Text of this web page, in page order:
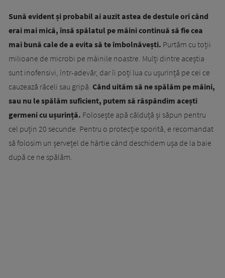
Sună evident și probabil ai auzit astea de destule ori când
erai mai mică, însă spălatul pe mâini continuă să fie cea
mai bună cale de a evita să te îmbolnăvești. Purtăm cu toții
milioane de microbi pe mâinile noastre. Mulți dintre aceștia
sunt inofensivi, într-adevăr, dar îi poți lua cu ușurință pe cei ce
cauzează răceli sau gripă. Când uităm să ne spălăm pe mâini,
sau nu le spălăm suficient, putem să răspândim acești
germeni cu ușurință. Folosește apă călduță și săpun pentru
cel puțin 20 secunde. Pentru o protecție sporită, e recomandat
să folosim un șervețel de hârtie când deschidem ușa de la baie
după ce ne spălăm.